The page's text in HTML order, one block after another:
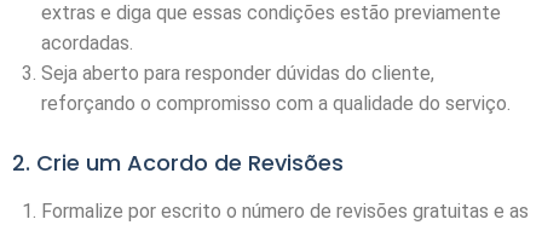
extras e diga que essas condições estão previamente
acordadas.
Seja aberto para responder dúvidas do cliente,
reforçando o compromisso com a qualidade do serviço.
2. Crie um Acordo de Revisões
Formalize por escrito o número de revisões gratuitas e as